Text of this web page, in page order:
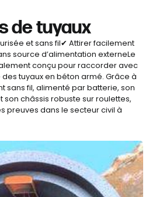
de tuyaux
et sans fil✔ Attirer facilement
source d’alimentation externeLe
conçu pour raccorder avec
tuyaux en béton armé. Grâce à
sans fil, alimenté par batterie, son
châssis robuste sur roulettes,
preuves dans le secteur civil à